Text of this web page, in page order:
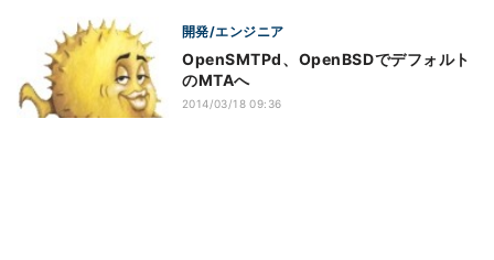
開発/エンジニア
OpenSMTPd、OpenBSDでデフォルト
のMTAへ
2014/03/18 09:36